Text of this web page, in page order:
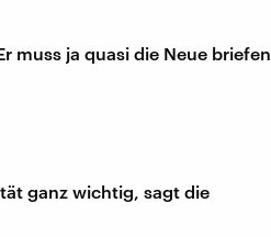
muss ja quasi die Neue briefen
ganz wichtig, sagt die